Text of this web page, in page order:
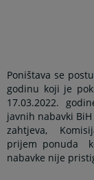
Poništava se
godinu koji je
17.03.2022.
javnih nabavki
zahtjeva,
prijem ponuda
nabavke nije